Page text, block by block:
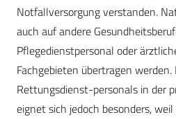
Notfallversorgung verstanden.
auch auf andere
Pflegedienstpersonal oder
Fachgebieten übertragen werden.
Rettungsdienst-personals in der
eignet sich jedoch besonders,